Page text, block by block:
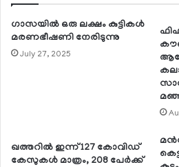
ഗാസയില്‍ ഒരു ലക്ഷം കുട്ടികള്‍
മരണഭീഷണി നേരിടുന്നു
July 27, 2025
ഖത്തറില്‍ ഇന്ന് 127 കോവിഡ്
കേസുകള്‍ മാത്രം, 208 പേര്‍ക്ക്